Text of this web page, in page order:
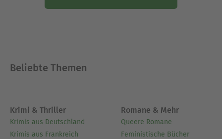
Beliebte Themen
Krimi & Thriller
Krimis aus Deutschland
Krimis aus Frankreich
Romane & Mehr
Queere Romane
Feministische Bücher